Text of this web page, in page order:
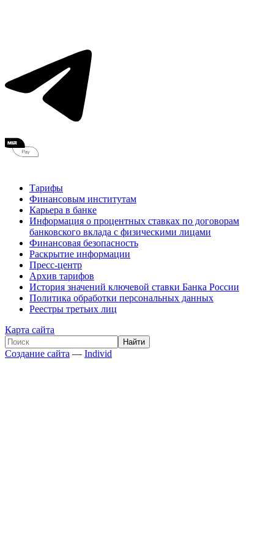
Тарифы
Финансовым институтам
Карьера в банке
Информация о процентных ставках по договорам
банковского вклада с физическими лицами
Финансовая безопасность
Раскрытие информации
Пресс-центр
Архив тарифов
История значений ключевой ставки Банка России
Политика обработки персональных данных
Реестры третьих лиц
Карта сайта
Создание сайта — Individ